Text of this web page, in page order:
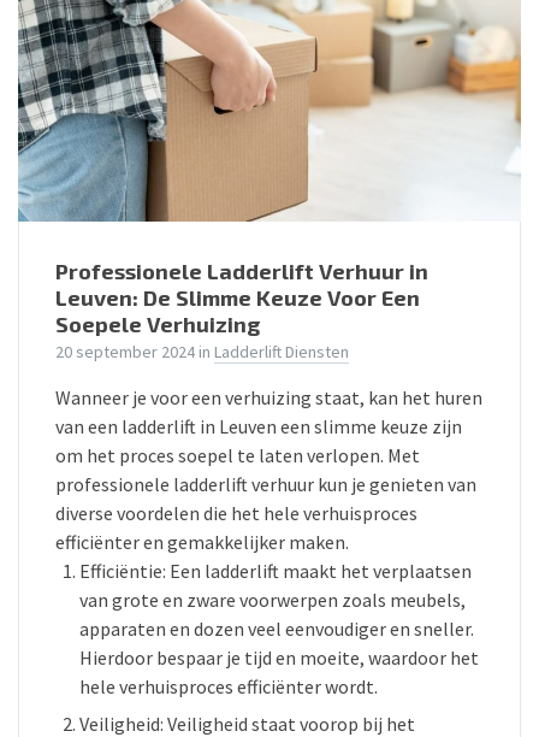
Professionele Ladderlift Verhuur in
Leuven: De Slimme Keuze Voor Een
Soepele Verhuizing
20 september 2024in Ladderlift Diensten
Wanneer je voor een verhuizing staat, kan het huren
van een ladderlift in Leuven een slimme keuze zijn
om het proces soepel te laten verlopen. Met
professionele ladderlift verhuur kun je genieten van
diverse voordelen die het hele verhuisproces
efficiënter en gemakkelijker maken.
Efficiëntie: Een ladderlift maakt het verplaatsen
van grote en zware voorwerpen zoals meubels,
apparaten en dozen veel eenvoudiger en sneller.
Hierdoor bespaar je tijd en moeite, waardoor het
hele verhuisproces efficiënter wordt.
Veiligheid: Veiligheid staat voorop bij het